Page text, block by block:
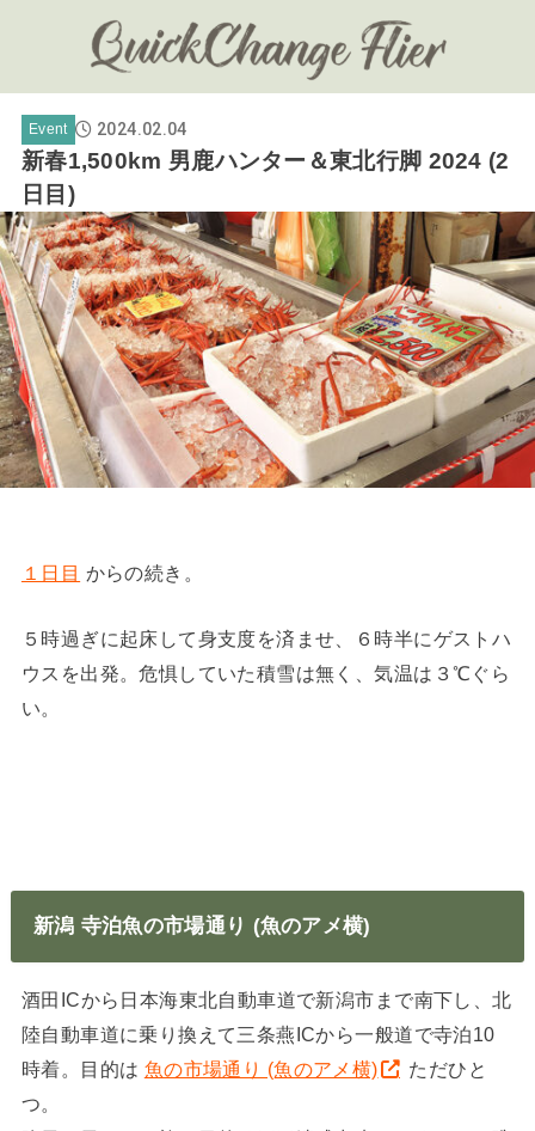
Event 2024.02.04
新春1,500km 男鹿ハンター＆東北行脚 2024 (2
日目)
１日目 からの続き。
５時過ぎに起床して身支度を済ませ、６時半にゲストハ
ウスを出発。危惧していた積雪は無く、気温は３℃ぐら
い。
新潟 寺泊魚の市場通り (魚のアメ横)
酒田ICから日本海東北自動車道で新潟市まで南下し、北
陸自動車道に乗り換えて三条燕ICから一般道で寺泊10
時着。目的は 魚の市場通り (魚のアメ横)
ただひと
つ。